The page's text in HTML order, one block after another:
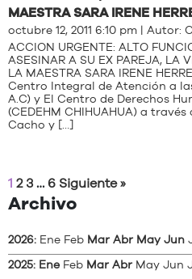
MAESTRA SARA IRENE
octubre 12, 2011 6:10 pm | Autor:
ACCION URGENTE: ALTO
ASESINAR A SU EX PAREJA, LA
LA MAESTRA SARA IRENE
Centro Integral de Atención a
A.C) y El Centro de Derechos
(CEDEHM CHIHUAHUA) a
Cacho y […]
1 2 3 … 6 Siguiente »
Archivo
2026: Ene Feb Mar Abr May Jun
2025: Ene Feb Mar Abr May Jun